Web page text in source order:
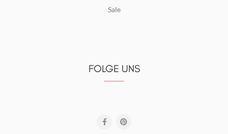
Sale
FOLGE UNS